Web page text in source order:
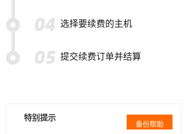
选择要续费的主机
提交续费订单并结算
特别提示
备份帮助